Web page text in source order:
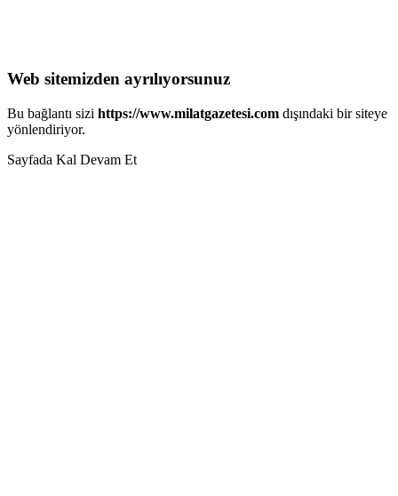
Web sitemizden ayrılıyorsunuz
Bu bağlantı sizi https://www.milatgazetesi.com dışındaki bir siteye
yönlendiriyor.
Sayfada Kal Devam Et